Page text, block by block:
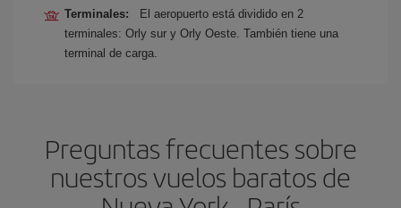
Terminales:
El aeropuerto está dividido en 2
terminales: Orly sur y Orly Oeste. También tiene una
terminal de carga.
Preguntas frecuentes sobre
nuestros vuelos baratos de